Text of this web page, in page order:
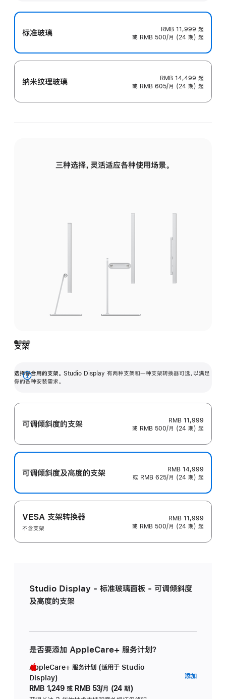
标准玻璃 RMB 11,999 起
或 RMB 500/月 (24 期) 起
纳米纹理玻璃 RMB 14,499 起
或 RMB 605/月 (24 期) 起
三种选择，灵活适应各种使用场景。
支架
选择你合用的支架。 Studio Display 有两种支架和一种支架转换器可选，以满足
你的各种安装需求。
展
可调倾斜度的支架
RMB 11,999
或 RMB 500/月 (24 期) 起
可调倾斜度及高‍度的支‍架
RMB 14,999
或 RMB 625/月 (24 期) 起
VESA 支架转换器
不含支架
RMB 11,999
或 RMB 500/月 (24 期) 起
Studio Display - 标准玻璃面板 - 可调倾斜度
及高度的支架
是否要添加 AppleCare+ 服务计划？
AppleCare+ 服务计划 (适用于 Studio
Display)
RMB 1,249 或 RMB 53/月 (24 期)
添加